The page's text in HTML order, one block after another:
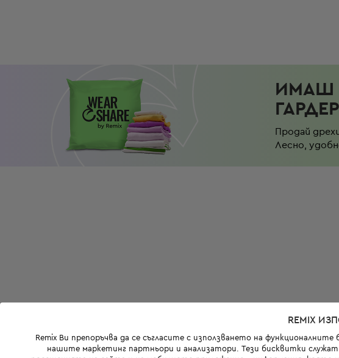
ИМАШ
Продай
Лесно,
REMIX
Remix Ви препоръчва да се съгласите с използването на
нашите маркетинг партньори и анализатори. Тези бисквитки